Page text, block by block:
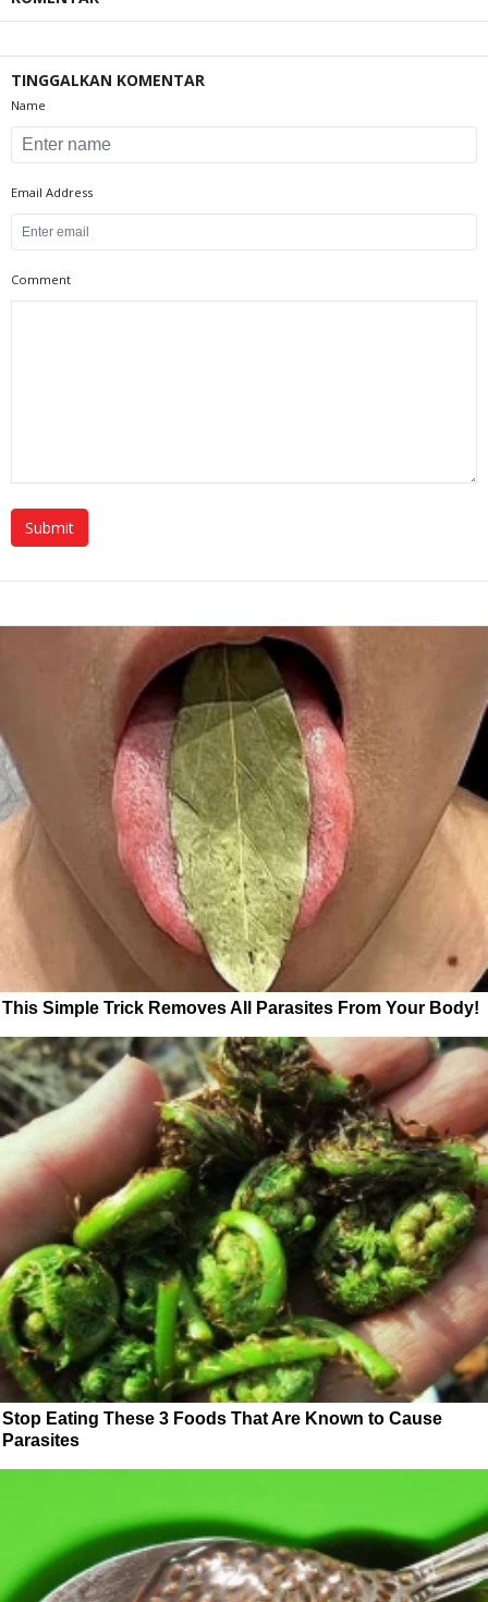
TINGGALKAN KOMENTAR
Name
Email Address
Comment
This Simple Trick Removes All Parasites From Your Body!
Stop Eating These 3 Foods That Are Known to Cause
Parasites